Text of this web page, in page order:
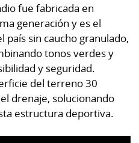
fue fabricada en
generación y es el
sin caucho granulado,
tonos verdes y
y seguridad.
del terreno 30
drenaje, solucionando
estructura deportiva.